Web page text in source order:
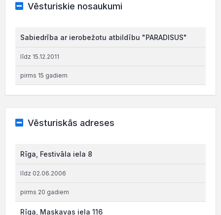
Vēsturiskie nosaukumi
Sabiedrība ar ierobežotu atbildību "PARADISUS"
līdz 15.12.2011
pirms 15 gadiem
Vēsturiskās adreses
Rīga, Festivāla iela 8
līdz 02.06.2006
pirms 20 gadiem
Rīga, Maskavas iela 116